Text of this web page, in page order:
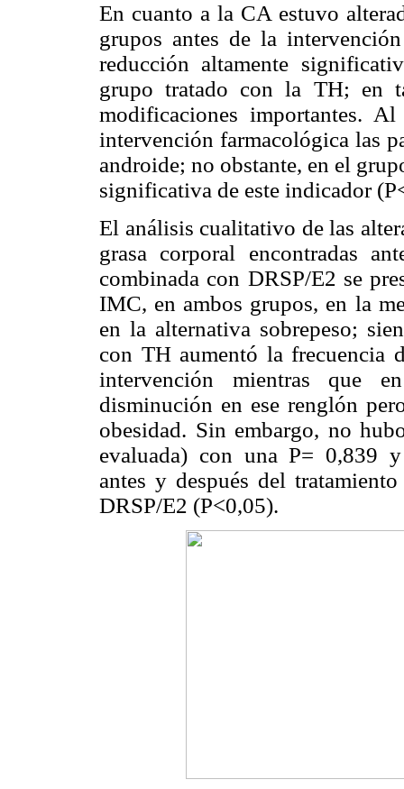
En cuanto a la CA estuvo
grupos antes de la
reducción altamente
grupo tratado con la TH; en
modificaciones importantes.
intervención farmacológica las
androide; no obstante, en el
significativa de este indicador
El análisis cualitativo de las
grasa corporal encontradas
combinada con DRSP/E2 se
IMC, en ambos grupos, en la
en la alternativa sobrepeso;
con TH aumentó la frecuencia
intervención mientras que
disminución en ese renglón
obesidad. Sin embargo, no
evaluada) con una P= 0,839
antes y después del
DRSP/E2 (P<0,05).